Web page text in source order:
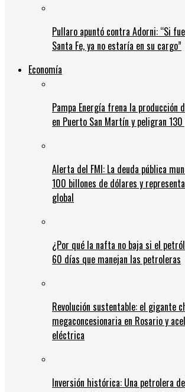
Pullaro apuntó contra Adorni: “Si
Santa Fe, ya no estaría en su cargo”
Economía
Pampa Energía frena la producción
en Puerto San Martín y peligran
Alerta del FMI: La deuda pública
100 billones de dólares y
global
¿Por qué la nafta no baja si el
60 días que manejan las petroleras
Revolución sustentable: el gigante
megaconcesionaria en Rosario y
eléctrica
Inversión histórica: Una petrolera